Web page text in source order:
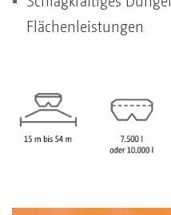
Flächenleistungen